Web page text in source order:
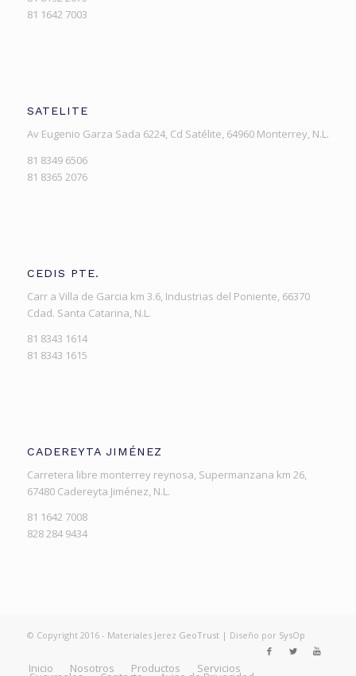
81 1642 7003
SATELITE
Av Eugenio Garza Sada 6224, Cd Satélite, 64960 Monterrey, N.L.
81 8349 6506
81 8365 2076
CEDIS PTE.
Carr a Villa de Garcia km 3.6, Industrias del Poniente, 66370
Cdad. Santa Catarina, N.L.
81 8343 1614
81 8343 1615
CADEREYTA JIMÉNEZ
Carretera libre monterrey reynosa, Supermanzana km 26,
67480 Cadereyta Jiménez, N.L.
81 1642 7008
828 284 9434
© Copyright 2016 - Materiales Jerez GeoTrust| Diseño por SysOp
Inicio Nosotros Productos Servicios